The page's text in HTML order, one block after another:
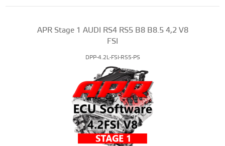
APR Stage 1 AUDI RS4 RS5 B8 B8.5 4,2 V8
FSI
DPP-4.2L-FSI-RS5-PS